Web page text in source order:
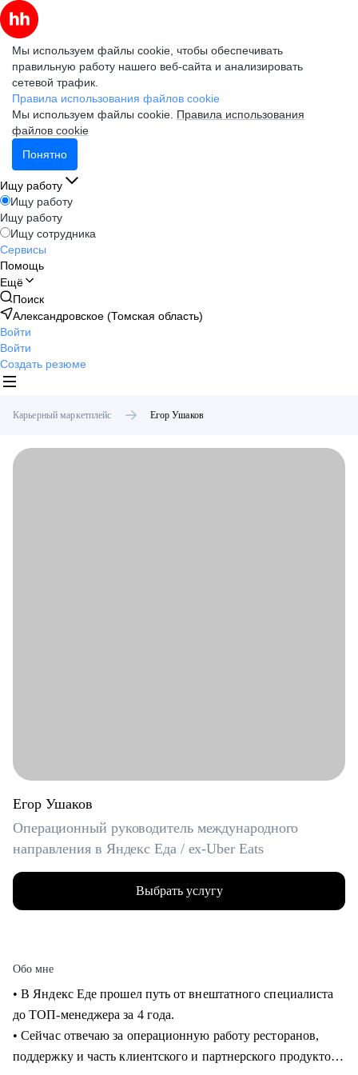
Мы используем файлы cookie, чтобы обеспечивать
правильную работу нашего веб-сайта и анализировать
сетевой трафик.
Правила использования файлов cookie
Мы используем файлы cookie. Правила использования
файлов cookie
Понятно
Ищу работу
Ищу работу
Ищу работу
Ищу сотрудника
Сервисы
Помощь
Ещё
Поиск
Александровское (Томская область)
Войти
Войти
Создать резюме
Карьерный маркетплейс Егор Ушаков
Егор Ушаков
Операционный руководитель международного
направления в Яндекс Еда / ex-Uber Eats
Выбрать услугу
Обо мне
• В Яндекс Еде прошел путь от внештатного специалиста
до ТОП-менеджера за 4 года.
• Сейчас отвечаю за операционную работу ресторанов,
поддержку и часть клиентского и партнерского продуктов